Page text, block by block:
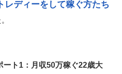
レディーをして稼ぐ方たち
ート1：月収50万稼ぐ22歳大